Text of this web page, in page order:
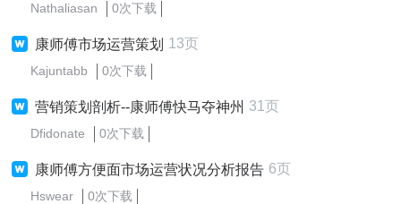
Nathaliasan 0次下载
康师傅市场运营策划 13页
Kajuntabb 0次下载
营销策划剖析--康师傅快马夺神州 31页
Dfidonate 0次下载
康师傅方便面市场运营状况分析报告 6页
Hswear 0次下载